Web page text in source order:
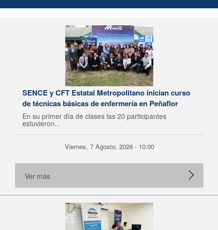
SENCE y CFT Estatal Metropolitano inician curso
de técnicas básicas de enfermería en Peñaflor
En su primer día de clases las 20 participantes
estuvieron...
Viernes, 7 Agosto, 2026 - 10:00
Ver más